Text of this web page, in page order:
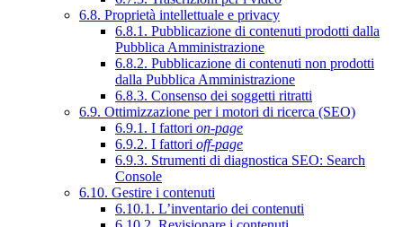
6.8. Proprietà intellettuale e privacy
6.8.1. Pubblicazione di contenuti prodotti dalla
Pubblica Amministrazione
6.8.2. Pubblicazione di contenuti non prodotti
dalla Pubblica Amministrazione
6.8.3. Consenso dei soggetti ritratti
6.9. Ottimizzazione per i motori di ricerca (SEO)
6.9.1. I fattori on-page
6.9.2. I fattori off-page
6.9.3. Strumenti di diagnostica SEO: Search
Console
6.10. Gestire i contenuti
6.10.1. L’inventario dei contenuti